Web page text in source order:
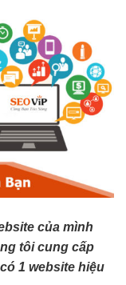
của mình
tôi cung cấp
1 website hiệu